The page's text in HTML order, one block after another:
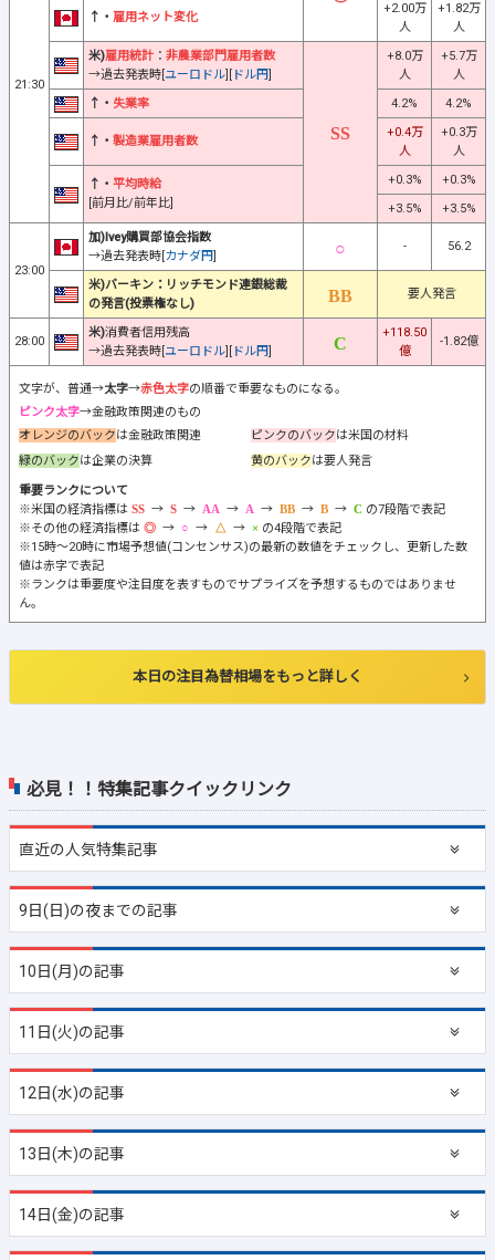
必見！！特集記事クイックリンク
直近の人気特集記事
9日(日)の夜までの記事
10日(月)の記事
11日(火)の記事
12日(水)の記事
13日(木)の記事
14日(金)の記事
21:30
↑・ 雇用ネット変化
+2.00万
人
+1.82万
人
米)雇用統計 ： 非農業部門雇用者数
→過去発表時[ ユーロドル ドル円
+8.0万
人
+5.7万
人
↑・ 失業率 4.2% 4.2%
↑・ 製造業雇用者数
+0.4万
人
+0.3万
人
↑・ 平均時給
[前月比/前年比]
+0.3%
+0.3%
+3.5%
+3.5%
23:00
加)Ivey購買部協会指数
→過去発表時[ カナダ円
- 56.2
米)バーキン：リッチモンド連銀総裁
の発言(投票権なし)
要人発言
28:00
米)消費者信用残高
→過去発表時[ ユーロドル ドル円
+118.50
億
-1.82億
文字が、普通→太字→赤色太字の順番で重要なものになる。
ピンク太字→金融政策関連のもの
オレンジのバックは金融政策関連 ピンクのバックは米国の材料
緑のバックは企業の決算 黄のバックは要人発言
重要ランクについて
※米国の経済指標は
→ → → → → →
の7段階で表記
※その他の経済指標は
→ → →
の4段階で表記
※15時～20時に市場予想値(コンセンサス)の最新の数値をチェックし、更新した数
値は赤字で表記
※ランクは重要度や注目度を表すものでサプライズを予想するものではありませ
ん。
本日の注目為替相場をもっと詳しく